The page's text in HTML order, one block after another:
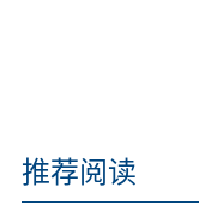
推荐阅读